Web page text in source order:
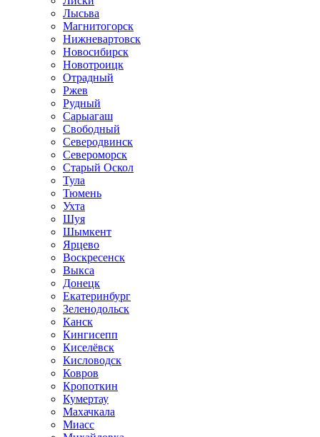
Лысьва
Магнитогорск
Нижневартовск
Новосибирск
Новотроицк
Отрадный
Ржев
Рудный
Сарыагаш
Свободный
Северодвинск
Североморск
Старый Оскол
Тула
Тюмень
Ухта
Шуя
Шымкент
Ярцево
Воскресенск
Выкса
Донецк
Екатеринбург
Зеленодольск
Канск
Кингисепп
Киселёвск
Кисловодск
Ковров
Кропоткин
Кумертау
Махачкала
Миасс